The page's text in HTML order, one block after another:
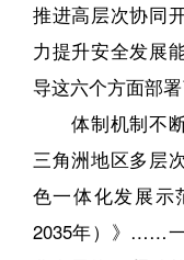
推进高层次协同
力提升安全发展
导这六个方面部署
体制机制不断
三角洲地区多层
色一体化发展示
2035年）》……